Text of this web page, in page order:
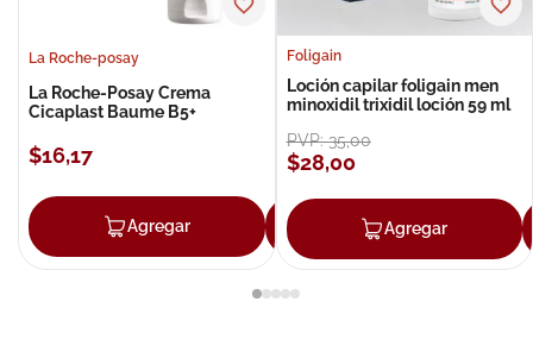
La Roche-posay
La Roche-Posay Crema
Cicaplast Baume B5+
$16,17
Agregar Agregar
Foligain
Loción capilar foligain men
minoxidil trixidil loción 59 ml
PVP:35,00
$28,00
Agregar